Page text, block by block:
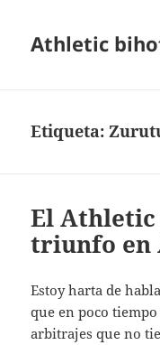
Athletic
Etiqueta:
El
triunfo en
Estoy harta de
que en poco
arbitrajes que no